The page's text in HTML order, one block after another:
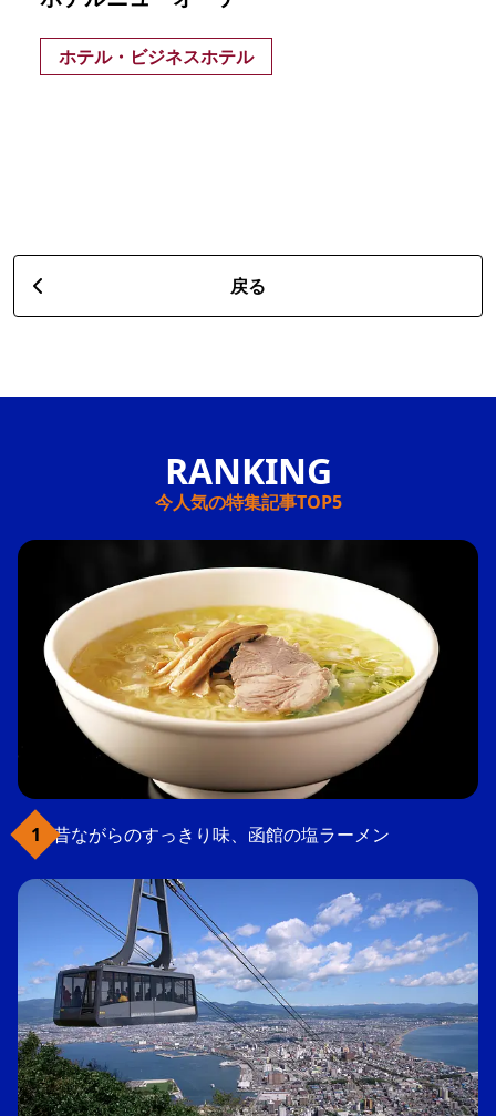
ホテル・ビジネスホテル
戻る
今人気の特集記事TOP5
昔ながらのすっきり味、函館の塩ラーメン